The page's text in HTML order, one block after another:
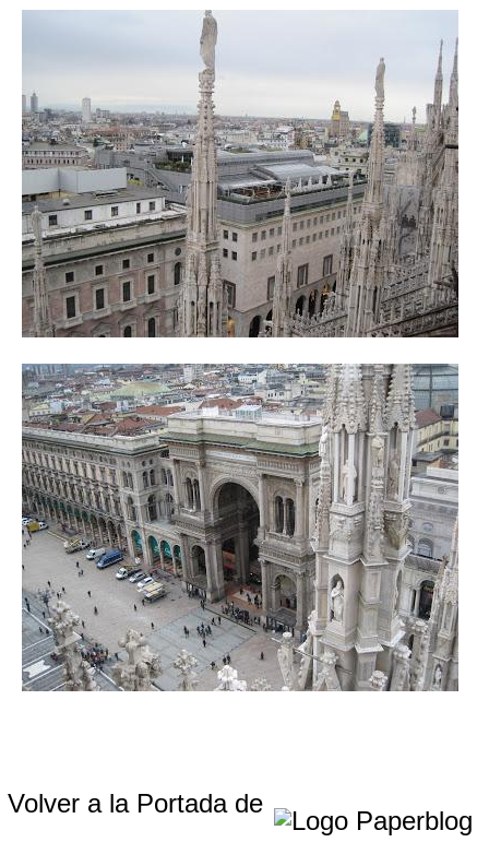
Volver a la Portada de